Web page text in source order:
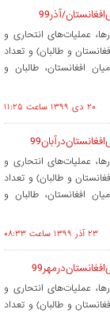
آذر99
عملیات‌های انتحاری و
و طالبان) و تعداد
افغانستان، طالبان و
۲۰ دی ۱۳۹۹ ساعت ۱۱:۲۵
عملیات‌های انتحاری و
و طالبان) و تعداد
افغانستان، طالبان و
۲۳ آذر ۱۳۹۹ ساعت ۰۸:۳۳
عملیات‌های انتحاری و
و طالبان) و تعداد